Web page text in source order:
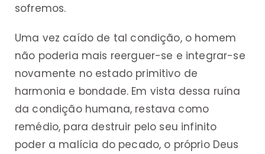
sofremos.
Uma vez caído de tal condição, o homem
não poderia mais reerguer-se e integrar-se
novamente no estado primitivo de
harmonia e bondade. Em vista dessa ruína
da condição humana, restava como
remédio, para destruir pelo seu infinito
poder a malícia do pecado, o próprio Deus